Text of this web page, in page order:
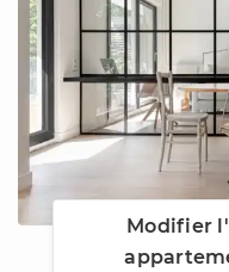
Modifier